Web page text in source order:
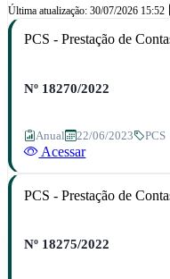
Última atualização: 30/07/2026 15:52
PCS - Prestação de
Nº 18270/2022
Anual 22/06/2023 PCS
Acessar
PCS - Prestação de
Nº 18275/2022